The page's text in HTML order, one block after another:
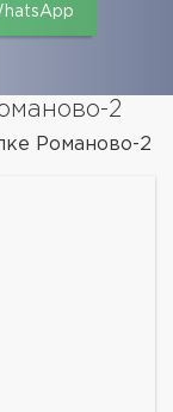
2
Романово-2